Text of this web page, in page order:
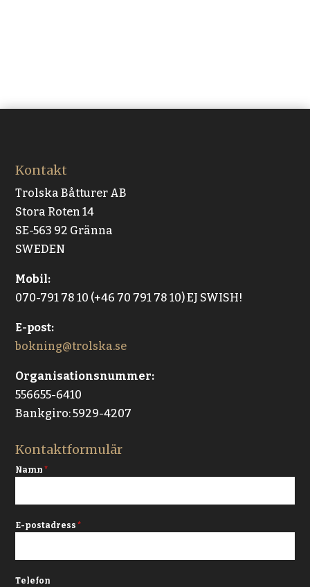
Kontakt
Trolska Båtturer AB
Stora Roten 14
SE-563 92 Gränna
SWEDEN
Mobil:
070-791 78 10 (+46 70 791 78 10) EJ SWISH!
E-post:
bokning@trolska.se
Organisationsnummer:
556655-6410
Bankgiro: 5929-4207
Kontaktformulär
Namn*
E-postadress*
Telefon